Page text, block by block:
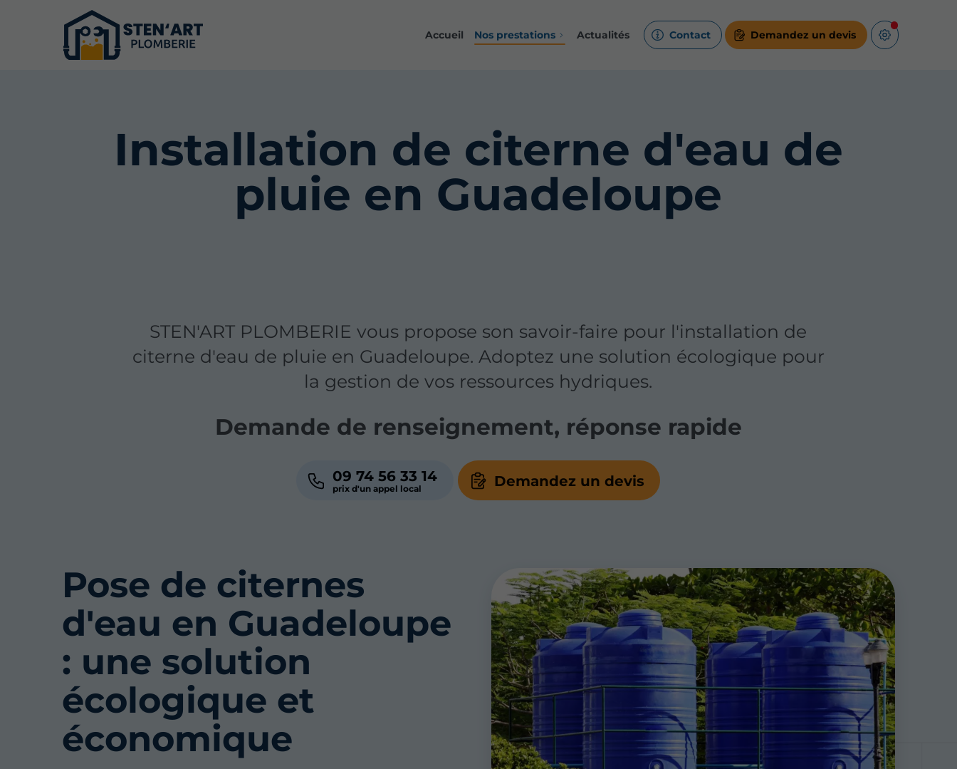
Accueil Nos prestations Actualités Contact Demandez un devis
Installation de citerne d'eau de
pluie en Guadeloupe
STEN'ART PLOMBERIE vous propose son savoir-faire pour l'installation de
citerne d'eau de pluie en Guadeloupe. Adoptez une solution écologique pour
la gestion de vos ressources hydriques.
Demande de renseignement, réponse rapide
09 74 56 33 14 Demandez un devis
Pose de citernes
d'eau en Guadeloupe
: une solution
écologique et
économique